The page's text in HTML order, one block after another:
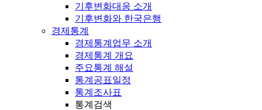
기후변화대응 소개
기후변화와 한국은행
경제통계
경제통계업무 소개
경제통계 개요
주요통계 해설
통계공표일정
통계조사표
통계검색